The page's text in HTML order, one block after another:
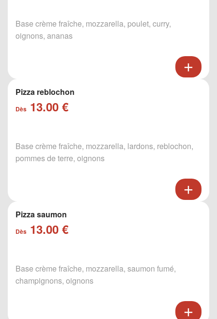
Base crème fraîche, mozzarella, poulet, curry,
oignons, ananas
Pizza reblochon
Dès 13.00 €
Base crème fraîche, mozzarella, lardons, reblochon,
pommes de terre, oignons
Pizza saumon
Dès 13.00 €
Base crème fraîche, mozzarella, saumon fumé,
champignons, oignons